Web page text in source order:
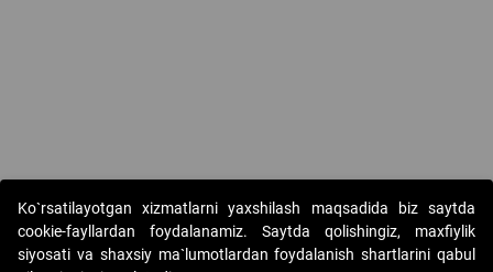
Ko`rsatilayotgan xizmatlarni yaxshilash maqsadida biz saytda
cookie-fayllardan foydalanamiz. Saytda qolishingiz, maxfiylik
siyosati va shaxsiy ma`lumotlardan foydalanish shartlarini qabul